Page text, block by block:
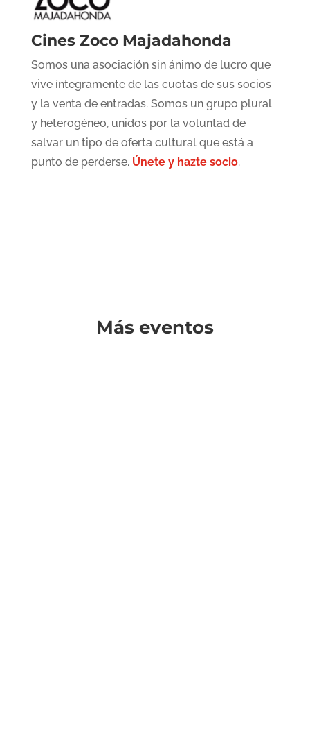
Cines Zoco Majadahonda
Somos una asociación sin ánimo de lucro que
vive íntegramente de las cuotas de sus socios
y la venta de entradas. Somos un grupo plural
y heterogéneo, unidos por la voluntad de
salvar un tipo de oferta cultural que está a
punto de perderse. Únete y hazte socio.
Más eventos